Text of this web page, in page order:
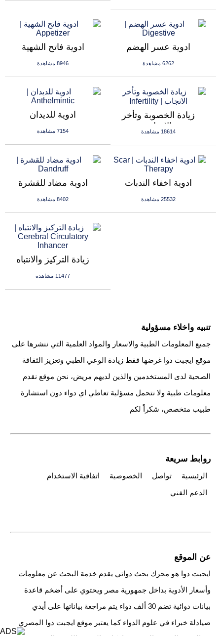
ادوية فاتح الشهية
8946 مشاهدة
ادوية عسر الهضم
6262 مشاهدة
ادوية للديدان
7154 مشاهدة
زيادة الخصوبة وتأخر
الانجاب
18614 مشاهدة
ادوية مضاد للقشرة
8402 مشاهدة
ادوية اخفاء الندبات
25532 مشاهدة
زيادة التركيز والانتباه
11477 مشاهدة
تنبيه واخلاء مسؤولية
جميع المعلومات الطبية والاسعار والمواد العلمية التي ننشرها على
موقع ايجبت دوا غرضها فقط زيادة الوعي الطبي وتعزيز الثقافة
الصحية لدى المستخدمين والذين لديهم مريض، نحن موقع نقدم
معلومات طبية ولا نتحمل مسؤلية تعاطي اي دواء دون استشارة
طبيب متخصص، شكراً لكم
روابط سريعة
الرئيسية تواصل الخصوصية
اتفاقية الاستخدام
الدعم الفني
عن الموقع
ايجبت دوا هو محرك بحث دوائي يقدم خدمة البحث عن معلومات
وأسعار الأدوية بداخل جمهورية مصر ويحتوي على أضخم قاعدة
بيانات دوائية تضم 30 ألف دواء يتم مراجعة بياناتها على أيدي
صيادلة خبراء في علوم الدواء كما يعتبر موقع ايجبت دوا المصري